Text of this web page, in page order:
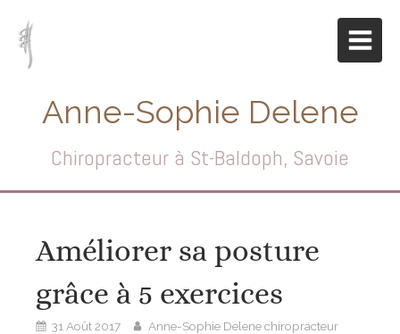
Anne-Sophie Delene
Chiropracteur à St-Baldoph, Savoie
Améliorer sa posture
grâce à 5 exercices
31 Août 2017
Anne-Sophie Delene chiropracteur